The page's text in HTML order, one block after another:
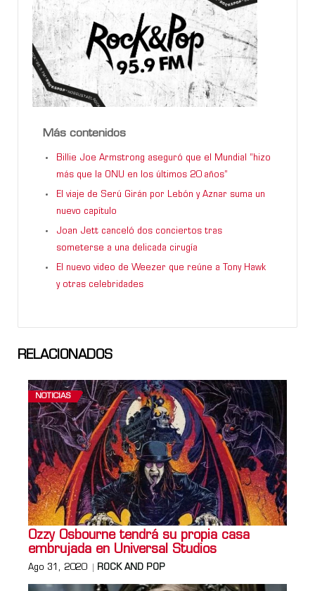
Más contenidos
Billie Joe Armstrong aseguró que el Mundial “hizo
más que la ONU en los últimos 20 años”
El viaje de Serú Girán por Lebón y Aznar suma un
nuevo capítulo
Joan Jett canceló dos conciertos tras
someterse a una delicada cirugía
El nuevo video de Weezer que reúne a Tony Hawk
y otras celebridades
RELACIONADOS
NOTICIAS
Ozzy Osbourne tendrá su propia casa
embrujada en Universal Studios
Ago 31, 2020 ROCK AND POP